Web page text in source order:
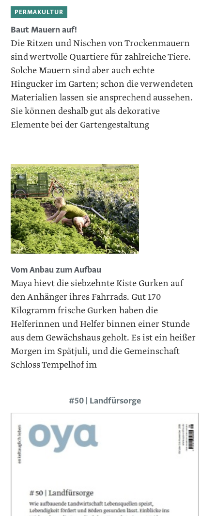
PERMAKULTUR
Baut Mauern auf!
Die Ritzen und Nischen von Trockenmauern
sind wertvolle Quartiere für zahlreiche Tiere.
Solche Mauern sind aber auch echte
Hingucker im Garten; schon die verwendeten
Materialien lassen sie ansprechend aussehen.
Sie können deshalb gut als dekorative
Elemente bei der Gartengestaltung
Vom Anbau zum Aufbau
Maya hievt die siebzehnte Kiste Gurken auf
den Anhänger ihres Fahrrads. Gut 170
Kilogramm frische Gurken haben die
Helferinnen und Helfer binnen einer Stunde
aus dem Gewächshaus geholt. Es ist ein heißer
Morgen im Spätjuli, und die Gemeinschaft
Schloss Tempelhof im
#50 | Landfürsorge